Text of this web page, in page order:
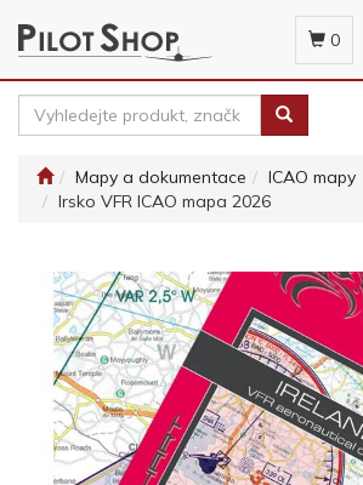
0
Mapy a dokumentace
ICAO mapy
Irsko VFR ICAO mapa 2026